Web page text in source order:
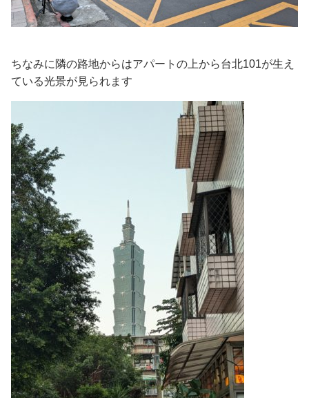
ちなみに隣の路地からはアパートの上から台北101が生え
ている光景が見られます